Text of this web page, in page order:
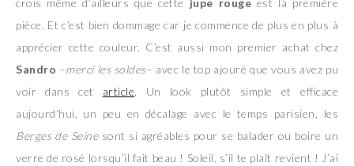
crois même d’ailleurs que cette jupe rouge est la première
pièce. Et c’est bien dommage car je commence de plus en plus à
apprécier cette couleur. C’est aussi mon premier achat chez
Sandro –merci les soldes– avec le top ajouré que vous avez pu
voir dans cet article. Un look plutôt simple et efficace
aujourd’hui, un peu en décalage avec le temps parisien, les
Berges de Seinesont si agréables pour se balader ou boire un
verre de rosé lorsqu’il fait beau ! Soleil, s’il te plaît revient ! J’ai